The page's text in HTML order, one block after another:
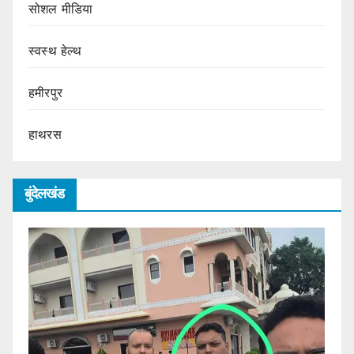
सोशल मीडिया
स्वस्थ हेल्थ
हमीरपुर
हाथरस
बुंदेलखंड